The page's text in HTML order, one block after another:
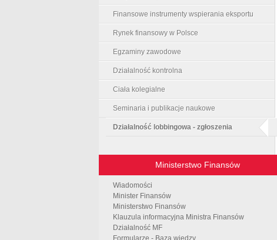
Finansowe instrumenty wspierania eksportu
Rynek finansowy w Polsce
Egzaminy zawodowe
Działalność kontrolna
Ciała kolegialne
Seminaria i publikacje naukowe
Działalność lobbingowa - zgłoszenia
Ministerstwo Finansów
Wiadomości
Minister Finansów
Ministerstwo Finansów
Klauzula informacyjna Ministra Finansów
Działalność MF
Formularze - Baza wiedzy